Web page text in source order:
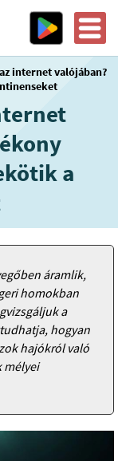
internet valójában?
a
áramlik,
homokban
a
hogyan
hajókról való
mélyei